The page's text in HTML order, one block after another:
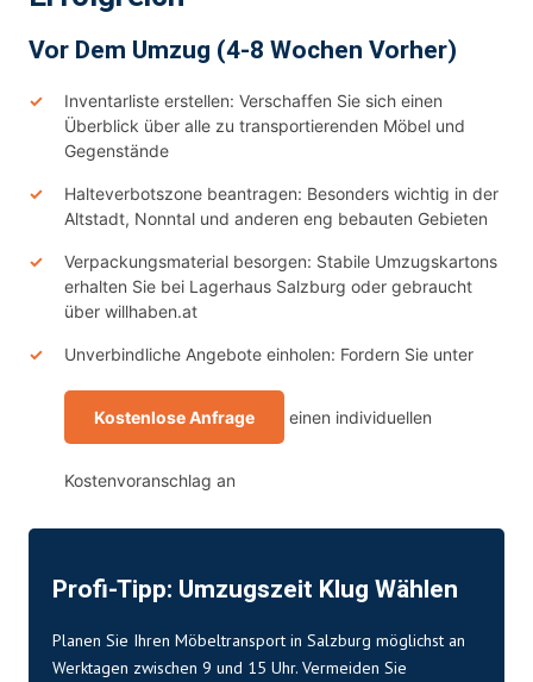
Vor Dem Umzug (4-8 Wochen Vorher)
Inventarliste erstellen: Verschaffen Sie sich einen
Überblick über alle zu transportierenden Möbel und
Gegenstände
Halteverbotszone beantragen: Besonders wichtig in der
Altstadt, Nonntal und anderen eng bebauten Gebieten
Verpackungsmaterial besorgen: Stabile Umzugskartons
erhalten Sie bei Lagerhaus Salzburg oder gebraucht
über willhaben.at
Unverbindliche Angebote einholen: Fordern Sie unter
Kostenlose Anfrage einen individuellen
Kostenvoranschlag an
Profi-Tipp: Umzugszeit Klug Wählen
Planen Sie Ihren Möbeltransport in Salzburg möglichst an
Werktagen zwischen 9 und 15 Uhr. Vermeiden Sie